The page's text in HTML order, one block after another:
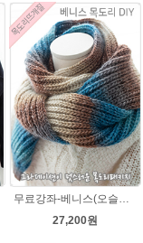
무료강좌-베니스(오슬로울)목도리뜨기 DIY 패키지(줄바늘 포함) 그라데이션목도리
27,200원